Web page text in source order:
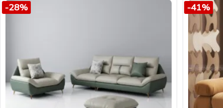
-28% -41%